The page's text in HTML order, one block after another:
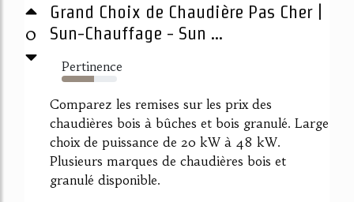
0
Grand Choix de Chaudière Pas Cher |
Sun-Chauffage - Sun ...
Pertinence
59%
Comparez les remises sur les prix des
chaudières bois à bûches et bois granulé. Large
choix de puissance de 20 kW à 48 kW.
Plusieurs marques de chaudières bois et
granulé disponible.